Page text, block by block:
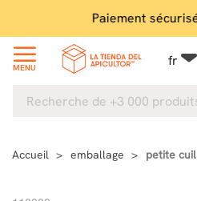
Paiement
MENU fr
Accueil emballage petite